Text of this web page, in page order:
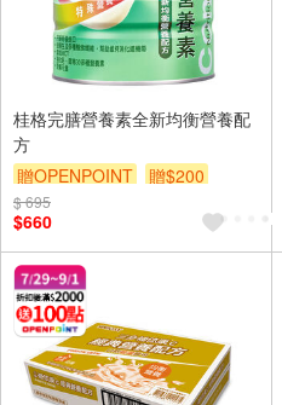
桂格完膳營養素全新均衡營養配
方
贈OPENPOINT
贈$200
$ 695
$660